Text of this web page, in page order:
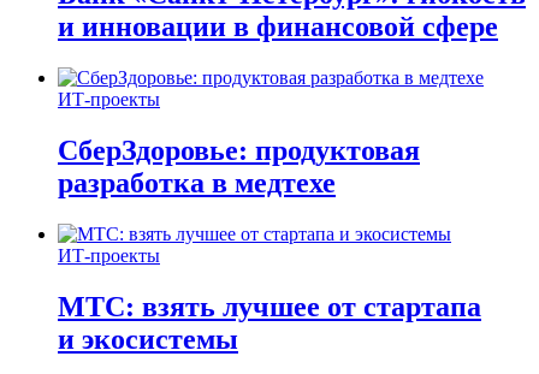
и инновации в финансовой сфере
ИТ-проекты
СберЗдоровье: продуктовая
разработка в медтехе
ИТ-проекты
МТС: взять лучшее от стартапа
и экосистемы